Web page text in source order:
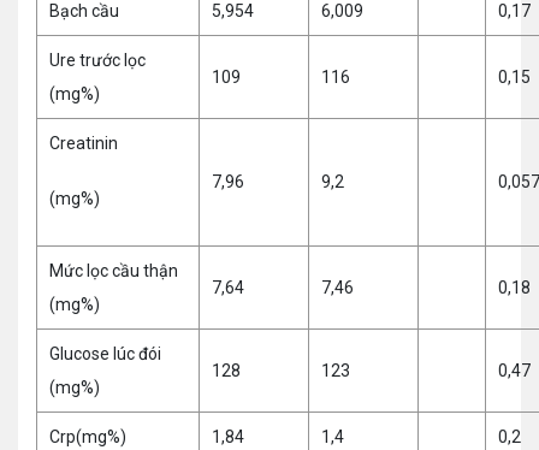
Bạch cầu 5,954 6,009 0,17
Ure trước lọc
(mg%)
109 116 0,15
Creatinin
(mg%)
7,96 9,2 0,057
Mức lọc cầu thận
(mg%)
7,64 7,46 0,18
Glucose lúc đói
(mg%)
128 123 0,47
Crp(mg%) 1,84 1,4 0,2